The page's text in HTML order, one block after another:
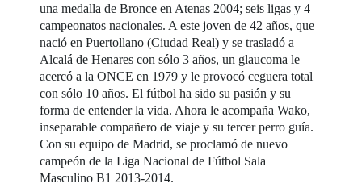
una medalla de Bronce en Atenas 2004; seis ligas y 4
campeonatos nacionales. A este joven de 42 años, que
nació en Puertollano (Ciudad Real) y se trasladó a
Alcalá de Henares con sólo 3 años, un glaucoma le
acercó a la ONCE en 1979 y le provocó ceguera total
con sólo 10 años. El fútbol ha sido su pasión y su
forma de entender la vida. Ahora le acompaña Wako,
inseparable compañero de viaje y su tercer perro guía.
Con su equipo de Madrid, se proclamó de nuevo
campeón de la Liga Nacional de Fútbol Sala
Masculino B1 2013-2014.